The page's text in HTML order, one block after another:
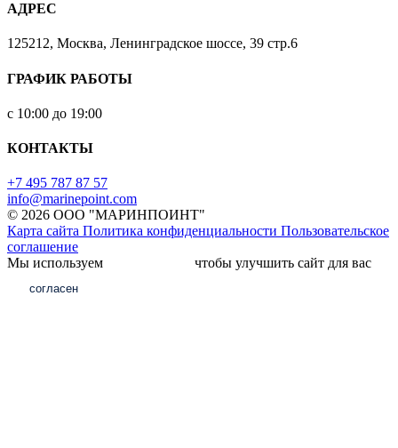
АДРЕС
125212, Москва, Ленинградское шоссе, 39 стр.6
ГРАФИК РАБОТЫ
с 10:00 до 19:00
КОНТАКТЫ
+7 495 787 87 57
info@marinepoint.com
© 2026 ООО "МАРИНПОИНТ"
Карта сайта Политика конфиденциальности Пользовательское
соглашение
Мы используем
чтобы улучшить сайт для вас
согласен